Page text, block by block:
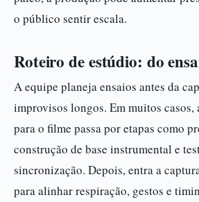
o público sentir escala.
Roteiro de estúdio: do
A equipe planeja ensaios antes da
improvisos longos. Em muitos casos,
para o filme passa por etapas como
construção de base instrumental e
sincronização. Depois, entra a
para alinhar respiração, gestos e